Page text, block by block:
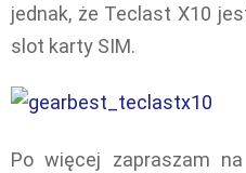
jednak, że Teclast X10
slot karty SIM.
Po więcej zapraszam